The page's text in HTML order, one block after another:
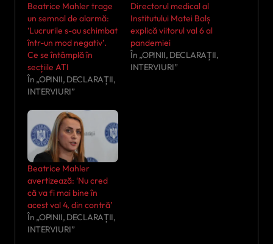
Beatrice Mahler trage
un semnal de alarmă:
‘Lucrurile s-au schimbat
într-un mod negativ’.
Ce se întâmplă în
secțiile ATI
În „OPINII, DECLARAȚII,
INTERVIURI”
Directorul medical al
Institutului Matei Balș
explică viitorul val 6 al
pandemiei
În „OPINII, DECLARAȚII,
INTERVIURI”
Beatrice Mahler
avertizează: ‘Nu cred
că va fi mai bine în
acest val 4, din contră’
În „OPINII, DECLARAȚII,
INTERVIURI”